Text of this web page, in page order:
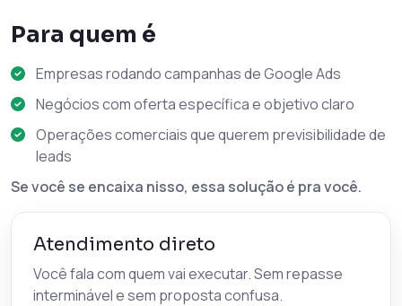
Para quem é
Empresas rodando campanhas de Google Ads
Negócios com oferta específica e objetivo claro
Operações comerciais que querem previsibilidade de
leads
Se você se encaixa nisso, essa solução é pra você.
Atendimento direto
Você fala com quem vai executar. Sem repasse
interminável e sem proposta confusa.